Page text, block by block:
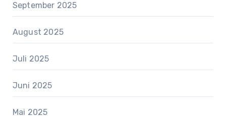
September 2025
August 2025
Juli 2025
Juni 2025
Mai 2025